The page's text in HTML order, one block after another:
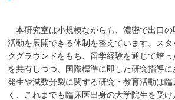
本研究室は小規模ながらも、濃密で出口の
活動を展開できる体制を整えています。ス
クグラウンドをもち、留学経験を通じて培
を共有しつつ、国際標準に即した研究指導
発生や減数分裂に関する研究・教育活動は
く、これまでも臨床医出身の大学院生を受